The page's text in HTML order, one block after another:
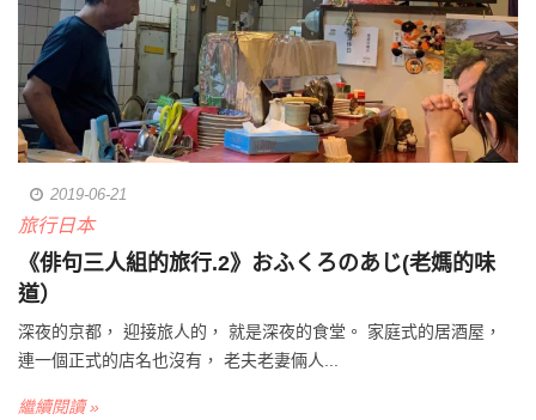
2019-06-21
旅行日本
《俳句三人組的旅行.2》おふくろのあじ(老媽的味
道）
深夜的京都， 迎接旅人的， 就是深夜的食堂。 家庭式的居酒屋，
連一個正式的店名也沒有， 老夫老妻倆人...
繼續閱讀 »